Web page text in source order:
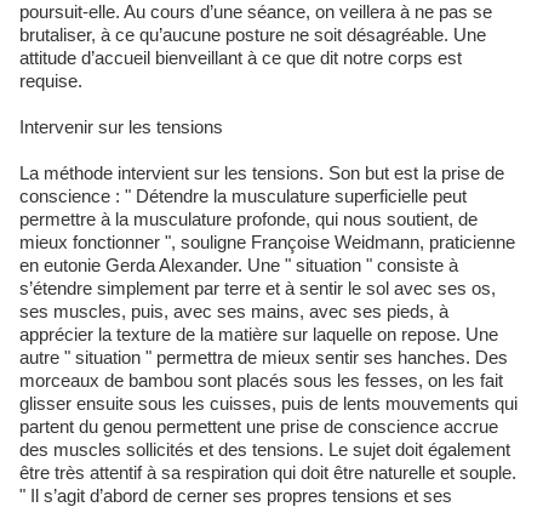
poursuit-elle. Au cours d’une séance, on veillera à ne pas se
brutaliser, à ce qu’aucune posture ne soit désagréable. Une
attitude d’accueil bienveillant à ce que dit notre corps est
requise.
Intervenir sur les tensions
La méthode intervient sur les tensions. Son but est la prise de
conscience : " Détendre la musculature superficielle peut
permettre à la musculature profonde, qui nous soutient, de
mieux fonctionner ", souligne Françoise Weidmann, praticienne
en eutonie Gerda Alexander. Une " situation " consiste à
s’étendre simplement par terre et à sentir le sol avec ses os,
ses muscles, puis, avec ses mains, avec ses pieds, à
apprécier la texture de la matière sur laquelle on repose. Une
autre " situation " permettra de mieux sentir ses hanches. Des
morceaux de bambou sont placés sous les fesses, on les fait
glisser ensuite sous les cuisses, puis de lents mouvements qui
partent du genou permettent une prise de conscience accrue
des muscles sollicités et des tensions. Le sujet doit également
être très attentif à sa respiration qui doit être naturelle et souple.
" Il s’agit d’abord de cerner ses propres tensions et ses